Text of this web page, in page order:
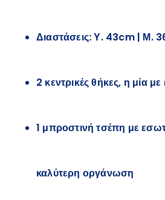
Διαστάσεις:Υ. 43cm | Μ.
2 κεντρικές θήκες, η μία
1 μπροστινή τσέπη με
καλύτερη οργάνωση